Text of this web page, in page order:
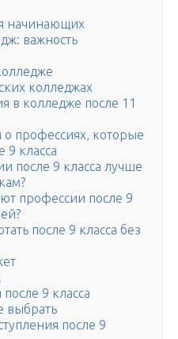
начинающих
важность
колледжах
в колледже после 11
профессиях, которые
9 класса
после 9 класса лучше
профессии после 9
после 9 класса без
9 класса
выбрать
после 9